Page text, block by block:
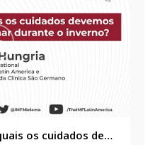
Pergunte à Dra. Vania: quais os cuidados devemos ter no inverno?